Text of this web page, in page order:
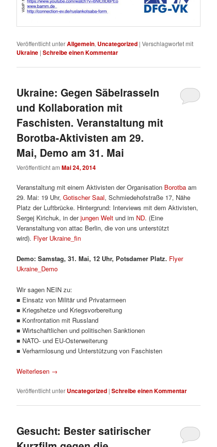
Veröffentlicht unterAllgemein, Uncategorized |Verschlagwortet mit
Ukraine |Schreibe einen Kommentar
Ukraine: Gegen Säbelrasseln
und Kollaboration mit
Faschisten. Veranstaltung mit
Borotba-Aktivisten am 29.
Mai, Demo am 31. Mai
Veröffentlicht amMai 24, 2014
Veranstaltung mit einem Aktivisten der Organisation Borotbaam
29. Mai: 19 Uhr,Gotischer Saal, Schmiedehofstraße 17, Nähe
Platz der Luftbrücke. Hintergrund: Interviews mit dem Aktivisten,
Sergej Kirichuk, in derjungen Welt und im ND. (Eine
Veranstaltung von attac Berlin, die von uns unterstützt
wird). Flyer Ukraine_fin
Demo: Samstag, 31. Mai, 12 Uhr, Potsdamer Platz. Flyer
Ukraine_Demo
Wir sagen NEIN zu:
■ Einsatz von Militär und Privatarmeen
■ Kriegshetze und Kriegsvorbereitung
■ Konfrontation mit Russland
■ Wirtschaftlichen und politischen Sanktionen
■ NATO- und EU-Osterweiterung
■ Verharmlosung und Unterstützung von Faschisten
Weiterlesen →
Veröffentlicht unter Uncategorized |Schreibe einen Kommentar
Gesucht: Bester satirischer